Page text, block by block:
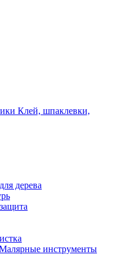
Клей, шпаклевки,
дерева
инструменты